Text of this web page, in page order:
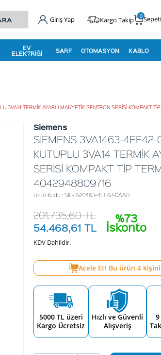
Giriş Yap Kargo Takip 0
EV
ELEKTRIĞI SARF OTOMASYON KABLO
TERMİK AYARLI MANYETİK SENTRON SERİSİ KOMPAKT
Siemens
SIEMENS 3VA1463-
KUTUPLU 3VA14 TERMİK
SERİSİ KOMPAKT TİP
4042948809716
Ürün Kodu : SIE-3VA1463-4EF42-0AA0
%73
İskonto
201.735,60TL
54.468,61 TL
KDV Dahildir.
Acele Et! Bu ürün 4
5000 TL üzeri
Kargo Ücretsiz
Hızlı ve Güvenli
Alışveriş